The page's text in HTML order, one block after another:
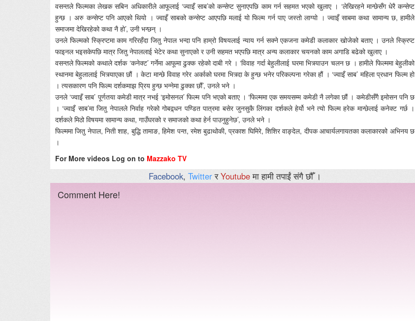
वसन्तले फिल्मका लेखक सबिन अधिकारीले आफूलाई ‘ज्वाइँ साब’को कन्सेप्ट सुनाएपछि काम गर्न सहमत भएको खुलाए । ‘लेखिरहने मान्छेसँग धेरै कन्सेप्ट
हुन्छ । अरु कन्सेप्ट पनि आएको थियो । ज्वाइँ साबको कन्सेप्ट आएपछि मलाई यो फिल्म गर्न पाए जस्तो लाग्यो । ज्वाइँ साबमा कथा सामान्य छ, हामीले
समाजमा देखिरहेको कथा नै हो’, उनी भन्छन् ।
उनले फिल्मको स्क्रिप्टमा काम गरिरहँदा जितु नेपाल भन्दा पनि हाम्रो विषयलाई न्याय गर्न सक्ने एकजना कमेडी कलाकार खोजेको बताए । उनले स्क्रिप्ट
फाइनल भइसकेपछि मात्र जितु नेपाललाई भेटेर कथा सुनाएको र उनी सहमत भएपछि मात्र अन्य कलाकार चयनको काम अगाडि बढेको खुलाए ।
वसन्तले फिल्मको कथाले दर्शक ‘कनेक्ट’ गर्नेमा आफूमा ढुक्क रहेको दाबी गरे । ‘विवाह गर्दा बेहुलीलाई घरमा भित्र्याउन चलन छ । हामीले फिल्ममा बेहुलीको
स्थानमा बेहुलालाई भित्र्याएका छौं । केटा मान्छे विवाह गरेर अर्काको घरमा भित्र्दा के हुन्छ भनेर परिकल्पना गरेका हौं । ‘ज्वाइँ साब’ महिला प्रधान फिल्म हो
। त्यसकारण पनि फिल्म दर्शकमाझ प्रिय हुन्छ भन्नेमा ढुक्का छौं’, उनले भने ।
उनले ‘ज्वाइँ साब’ पूर्णतया कमेडी मात्र नभई ‘इमोसनल’ फिल्म पनि भएको बताए । ‘फिल्ममा एक समयसम्म कमेडी नै लगेका छौं । कमेडीसँगै इमोसन पनि छ
। ‘ज्वाइँ साब’मा जितु नेपालले निर्वाह गरेको गोबद्र्धन पण्डित पात्रमा बसेर जुनसुकै लिंगका दर्शकले हेर्यो भने त्यो फिल्म हरेक मान्छेलाई कनेक्ट गर्छ ।
दर्शकले मिठो विषयमा सामान्य कथा, गाउँघरको र समाजको कथा हेर्न पाउनुहुनेछ’, उनले भने ।
फिल्ममा जितु नेपाल, निती शाह, बुद्धि तामाङ, हिमेश पन्त, रमेश बुढाथोकी, प्रकाश घिमिरे, शिशिर वाङ्देल, दीपक आचार्यलगायतका कलाकारको अभिनय छ
।
For More videos Log on to Mazzako TV
Facebook, TwitterरYoutubeमा हामी तपाईं संगै छौँ ।
Comment Here!